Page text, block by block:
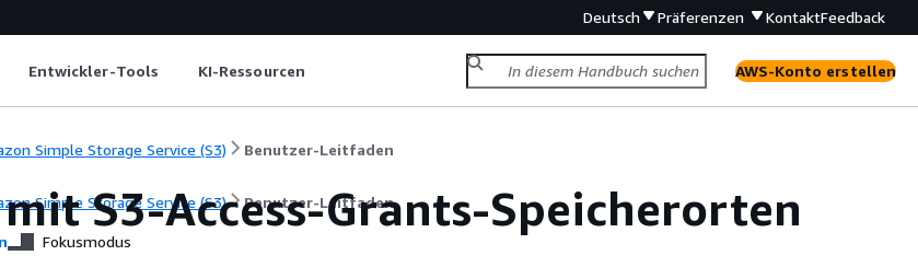
Deutsch Präferenzen KontaktFeedback
Entwickler-Tools KI-Ressourcen AWS-Konto erstellen
Simple Storage Service (S3) Benutzer-Leitfaden
Simple Storage Service (S3) Benutzer-Leitfaden
S3-Access-Grants-Speicherorten
Fokusmodus